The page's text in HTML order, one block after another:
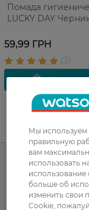
Помада
LUCKY DAY
59,99 ГРН
Каталог
Корейская косметика
Мы используем
правильную
вам
использовать
использование
больше об
изменить свои
Cookie,